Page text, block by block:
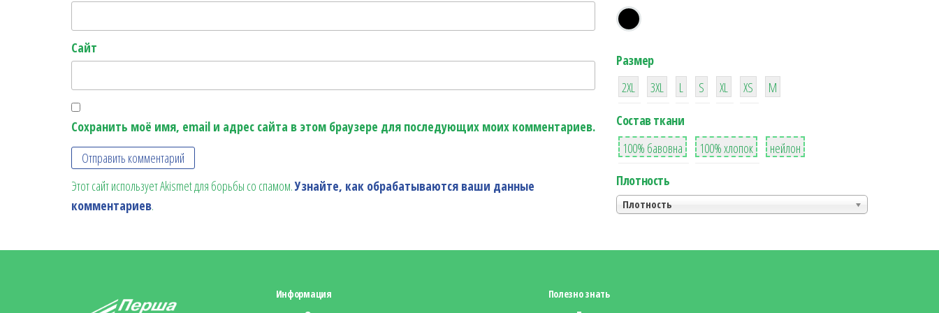
Сайт
Сохранить моё имя, email и адрес сайта в этом браузере для последующих моих комментариев.
Этот сайт использует Akismet для борьбы со спамом.Узнайте, как обрабатываются ваши данные
комментариев.
Размер
38
2XL
16
3XL
42
L
42
S
42
XL XS
М
Состав ткани
8
100% бавовна
36
100% хлопок
2
нейлон
Плотность
Плотность
Информация Полезно знать